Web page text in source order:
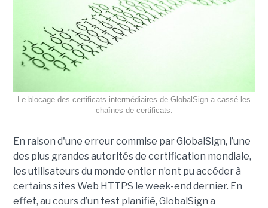
Le blocage des certificats intermédiaires de GlobalSign a cassé les
chaînes de certificats.
En raison d'une erreur commise par GlobalSign, l’une
des plus grandes autorités de certification mondiale,
les utilisateurs du monde entier n’ont pu accéder à
certains sites Web HTTPS le week-end dernier. En
effet, au cours d’un test planifié, GlobalSign a